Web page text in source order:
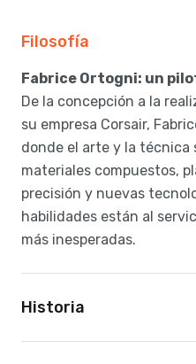
Filosofía
Fabrice Ortogni: un
De la concepción a la
su empresa Corsair,
donde el arte y la
materiales compuestos,
precisión y nuevas
habilidades están al
más inesperadas.
Historia